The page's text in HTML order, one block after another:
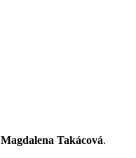
Magdalena Takácová.